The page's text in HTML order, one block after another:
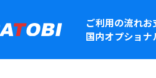
ご利用の流れお
国内オプショナ